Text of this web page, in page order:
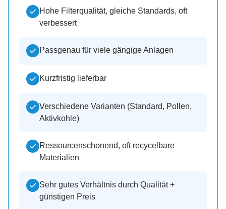
Hohe Filterqualität, gleiche Standards, oft
verbessert
Passgenau für viele gängige Anlagen
Kurzfristig lieferbar
Verschiedene Varianten (Standard, Pollen,
Aktivkohle)
Ressourcenschonend, oft recycelbare
Materialien
Sehr gutes Verhältnis durch Qualität +
günstigen Preis